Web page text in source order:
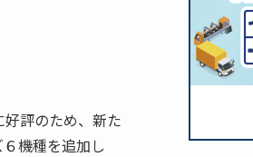
評のため、新た
機種を追加し